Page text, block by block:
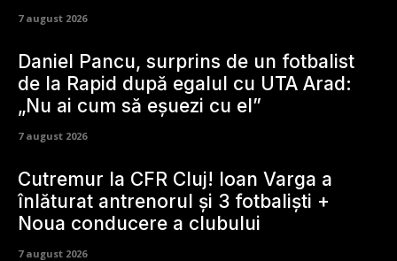
7 august 2026
Daniel Pancu, surprins de un fotbalist
de la Rapid după egalul cu UTA Arad:
„Nu ai cum să eșuezi cu el”
7 august 2026
Cutremur la CFR Cluj! Ioan Varga a
înlăturat antrenorul și 3 fotbaliști +
Noua conducere a clubului
7 august 2026